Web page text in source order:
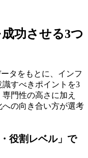
功させる3つ
タをもとに、インフ
すべきポイントを3
門性の高さに加え
の向き合い方が選考
役割レベル」で